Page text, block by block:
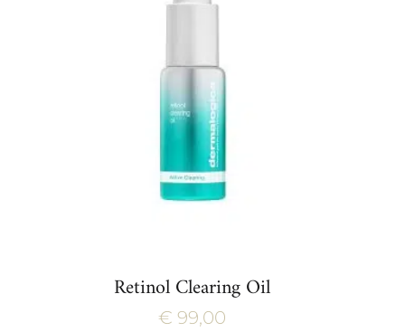
Retinol Clearing Oil
€ 99,00